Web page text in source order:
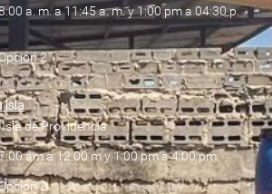
a. m. a 11:45 a. m. y 1:00 pm a 04:30 p.
2
Isla
de Providencia
am a 12:00 m y 1:00 pm a 4:00 pm
2